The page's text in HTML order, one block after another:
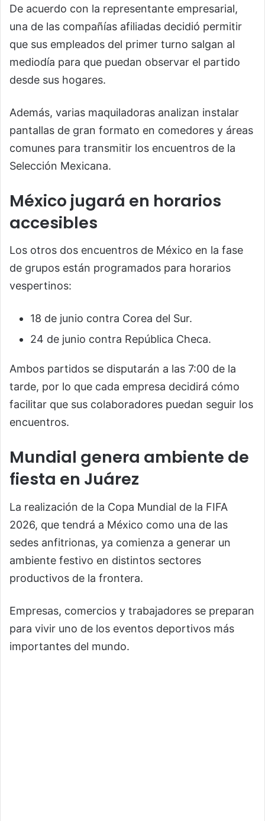
De acuerdo con la representante empresarial,
una de las compañías afiliadas decidió permitir
que sus empleados del primer turno salgan al
mediodía para que puedan observar el partido
desde sus hogares.
Además, varias maquiladoras analizan instalar
pantallas de gran formato en comedores y áreas
comunes para transmitir los encuentros de la
Selección Mexicana.
México jugará en horarios
accesibles
Los otros dos encuentros de México en la fase
de grupos están programados para horarios
vespertinos:
18 de junio contra Corea del Sur.
24 de junio contra República Checa.
Ambos partidos se disputarán a las 7:00 de la
tarde, por lo que cada empresa decidirá cómo
facilitar que sus colaboradores puedan seguir los
encuentros.
Mundial genera ambiente de
fiesta en Juárez
La realización de la Copa Mundial de la FIFA
2026, que tendrá a México como una de las
sedes anfitrionas, ya comienza a generar un
ambiente festivo en distintos sectores
productivos de la frontera.
Empresas, comercios y trabajadores se preparan
para vivir uno de los eventos deportivos más
importantes del mundo.